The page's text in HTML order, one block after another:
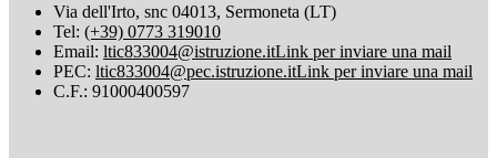
Via dell'Irto, snc 04013, Sermoneta (LT)
Tel: (+39) 0773 319010
Email: ltic833004@istruzione.itLink per inviare una mail
PEC: ltic833004@pec.istruzione.itLink per inviare una mail
C.F.: 91000400597